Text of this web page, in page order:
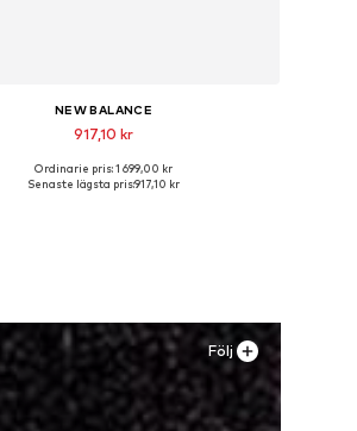
NEW BALANCE
917,10 kr
Tillgängliga storlekar: 37, 37,5, 39,5
Ordinarie pris: 1 699,00 kr
Senaste lägsta pris:917,10 kr
Följ